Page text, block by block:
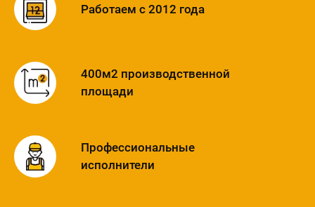
Работаем с 2012 года
400м2 производственной
площади
Профессиональные
исполнители